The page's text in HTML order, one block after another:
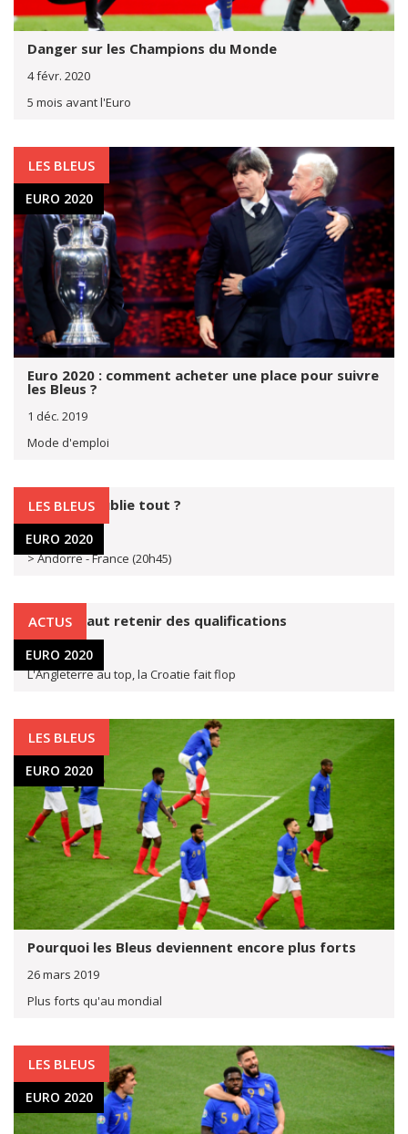
Danger sur les Champions du Monde
4 févr. 2020
5 mois avant l'Euro
LES BLEUS
EURO 2020
Euro 2020 : comment acheter une place pour suivre
les Bleus ?
1 déc. 2019
Mode d'emploi
LES BLEUS
EURO 2020
3-0 et on oublie tout ?
11 juin 2019
> Andorre - France (20h45)
ACTUS
EURO 2020
Ce qu'il faut retenir des qualifications
27 mars 2019
L'Angleterre au top, la Croatie fait flop
LES BLEUS
EURO 2020
Pourquoi les Bleus deviennent encore plus forts
26 mars 2019
Plus forts qu'au mondial
LES BLEUS
EURO 2020